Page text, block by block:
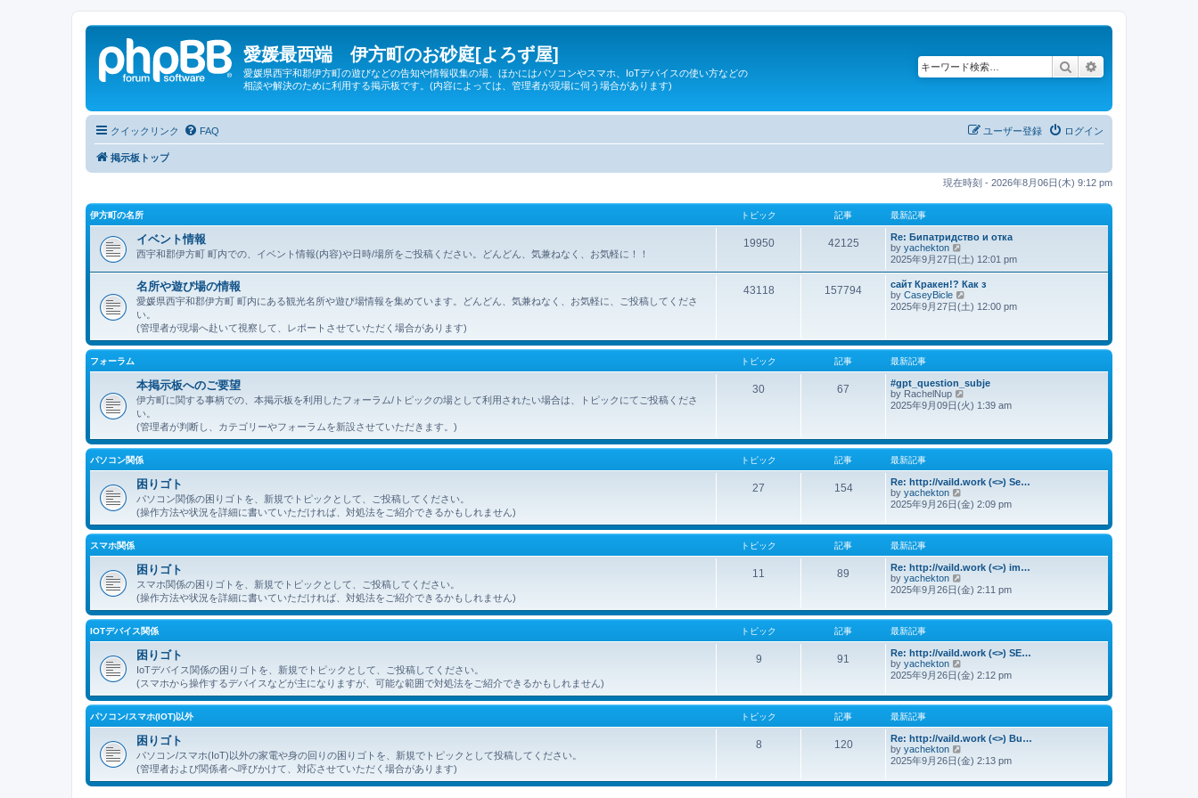
愛媛最西端 伊方町のお砂庭[よろず屋]
愛媛県西宇和郡伊方町の遊びなどの告知や情報収集の場、ほかにはパソコンやスマホ、IoTデバイスの使い方などの
相談や解決のために利用する掲示板です。(内容によっては、管理者が現場に伺う場合があります)
検索
クイックリンク FAQ ログイン
ユーザー登録
掲示板トップ
現在時刻 - 2026年8月06日(木) 9:12 pm
伊方町の名所 トピック 記事 最新記事
イベント情報
西宇和郡伊方町 町内での、イベント情報(内容)や日時/場所をご投稿ください。どんどん、気兼ねなく、お気軽に！！
19950 42125
Re: Бипатридство и отка
by yachekton
新
記
事
2025年9月27日(土) 12:01 pm
名所や遊び場の情報
愛媛県西宇和郡伊方町 町内にある観光名所や遊び場情報を集めています。どんどん、気兼ねなく、お気軽に、ご投稿してくださ
い。
(管理者が現場へ赴いて視察して、レポートさせていただく場合があります)
43118 157794
сайт Кракен!? Как з
by CaseyBicle
新
2025年9月27日(土) 12:00 pm
フォーラム トピック 記事 最新記事
本掲示板へのご要望
伊方町に関する事柄での、本掲示板を利用したフォーラム/トピックの場として利用されたい場合は、トピックにてご投稿くださ
い。
(管理者が判断し、カテゴリーやフォーラムを新設させていただきます。)
30 67
#gpt_question_subje
by RachelNup
新
2025年9月09日(火) 1:39 am
パソコン関係 トピック 記事 最新記事
困りゴト
パソコン関係の困りゴトを、新規でトピックとして、ご投稿してください。
(操作方法や状況を詳細に書いていただければ、対処法をご紹介できるかもしれません)
27 154
Re: http://vaild.work (<>) Se…
by yachekton
新
事
2025年9月26日(金) 2:09 pm
スマホ関係 トピック 記事 最新記事
困りゴト
スマホ関係の困りゴトを、新規でトピックとして、ご投稿してください。
(操作方法や状況を詳細に書いていただければ、対処法をご紹介できるかもしれません)
11 89
Re: http://vaild.work (<>) im…
by yachekton
新
事
2025年9月26日(金) 2:11 pm
IOTデバイス関係 トピック 記事 最新記事
困りゴト
IoTデバイス関係の困りゴトを、新規でトピックとして、ご投稿してください。
(スマホから操作するデバイスなどが主になりますが、可能な範囲で対処法をご紹介できるかもしれません)
9 91
Re: http://vaild.work (<>) SE…
by yachekton
新
事
2025年9月26日(金) 2:12 pm
パソコン/スマホ(IOT)以外 トピック 記事 最新記事
困りゴト
パソコン/スマホ(IoT)以外の家電や身の回りの困りゴトを、新規でトピックとして投稿してください。
(管理者および関係者へ呼びかけて、対応させていただく場合があります)
8 120
Re: http://vaild.work (<>) Bu…
by yachekton
新
事
2025年9月26日(金) 2:13 pm